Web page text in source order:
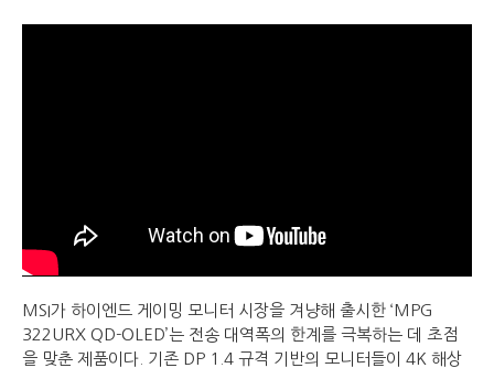
MSI가 하이엔드 게이밍 모니터 시장을 겨냥해 출시한 ‘MPG
322URX QD-OLED’는 전송 대역폭의 한계를 극복하는 데 초점
을 맞춘 제품이다. 기존 DP 1.4 규격 기반의 모니터들이 4K 해상